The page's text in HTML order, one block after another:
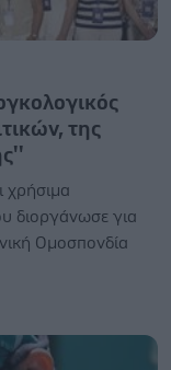
της
χρήσιμα
διοργάνωσε για
Ομοσπονδία